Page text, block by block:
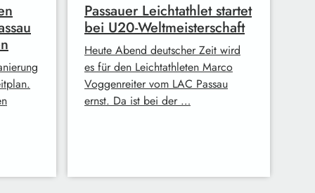
Passauer Leichtathlet startet
bei U20-Weltmeisterschaft
Heute Abend deutscher Zeit wird
es für den Leichtathleten Marco
Voggenreiter vom LAC Passau
ernst. Da ist bei der …